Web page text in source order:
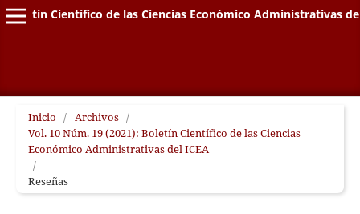
Boletín Científico de las Ciencias Económico Administrativas
Inicio / Archivos /
Vol. 10 Núm. 19 (2021): Boletín Científico de las Ciencias
Económico Administrativas del ICEA
/
Reseñas